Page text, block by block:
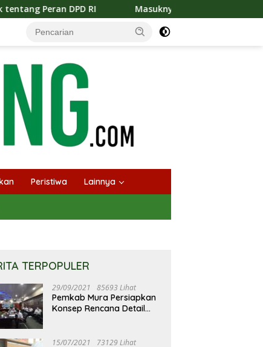
Masuknya Musim Kemarau PT Pada Idi Langsungkan
Peristiwa Lainnya
TERPOPULER
29/09/2021 85693 Lihat
Pemkab Mura Persiapkan
Konsep Rencana Detail
15/07/2021 73129 Lihat